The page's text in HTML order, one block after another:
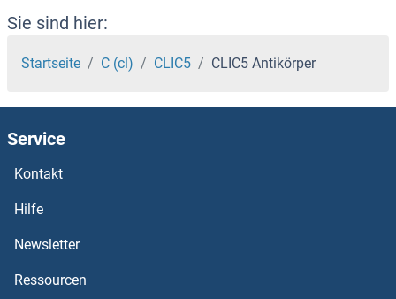
CLEC4G Antikörper
CLEC4F Antikörper
CLEC4E Antikörper
CLEC4D Antikörper
CLEC3B Antikörper
CLEC3A Antikörper
Sie sind hier:
Startseite C (cl) CLIC5 CLIC5 Antikörper
Service
Kontakt
Hilfe
Newsletter
Ressourcen